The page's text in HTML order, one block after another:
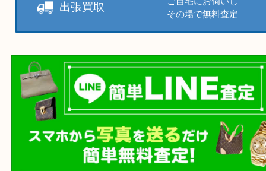
提示金額にご納得いただけましたら、その場で現
※査定額に満足できなかった場合、査定量などは
しませんのでご安心ください。
お客様のご都合に合わせて